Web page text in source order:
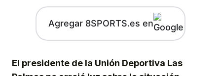
Agregar 8SPORTS.es en
El presidente de la Unión Deportiva Las